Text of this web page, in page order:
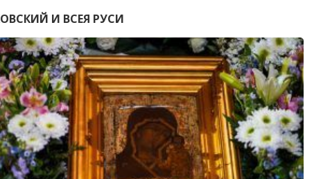
И ВСЕЯ РУСИ